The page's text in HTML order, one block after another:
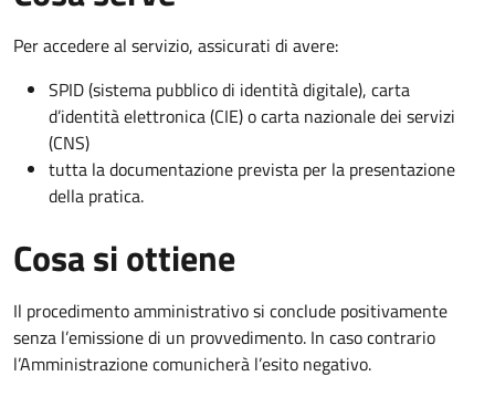
Per accedere al servizio, assicurati di avere:
SPID (sistema pubblico di identità digitale), carta
d’identità elettronica (CIE) o carta nazionale dei servizi
(CNS)
tutta la documentazione prevista per la presentazione
della pratica.
Cosa si ottiene
Il procedimento amministrativo si conclude positivamente
senza l’emissione di un provvedimento. In caso contrario
l’Amministrazione comunicherà l’esito negativo.